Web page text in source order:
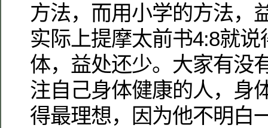
方法，而用小学的方法，
实际上提摩太前书4:8就
体，益处还少。大家有没
注自己身体健康的人，身
得最理想，因为他不明白